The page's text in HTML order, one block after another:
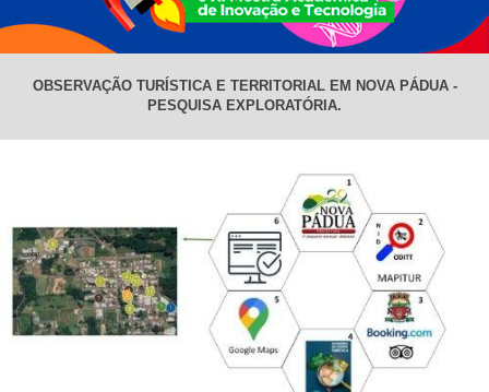
OBSERVAÇÃO TURÍSTICA E TERRITORIAL EM NOVA PÁDUA -
PESQUISA EXPLORATÓRIA.